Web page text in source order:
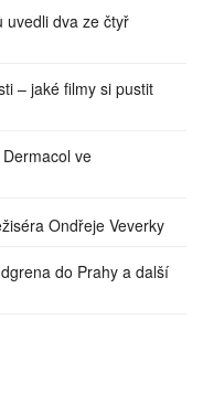
uvedli dva ze čtyř
– jaké filmy si pustit
ve
Ondřeje Veverky
do Prahy a další